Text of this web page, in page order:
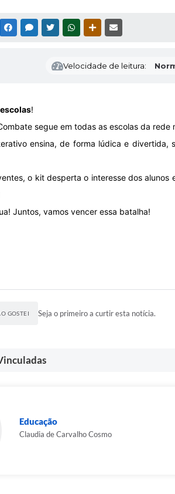
FACEBOOKMESSENGER
TWITTERWHATSAPPOUTRAS MÍDIAS
Velocidade de leitura:
!
segue em todas as escolas da rede
ensina, de forma lúdica e
o kit desperta o interesse dos
Juntos, vamos vencer essa batalha!
GOSTEI Seja o primeiro a curtir esta notícia.
Educação
Claudia de Carvalho Cosmo